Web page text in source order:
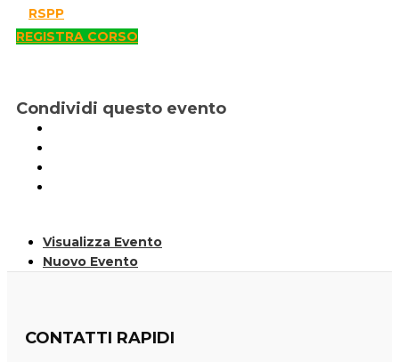
RSPP
REGISTRA CORSO
Condividi questo evento
Visualizza Evento
Nuovo Evento
CONTATTI RAPIDI